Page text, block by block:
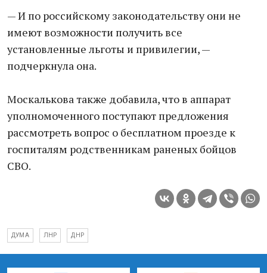
— И по российскому законодательству они не
имеют возможности получить все
установленные льготы и привилегии, —
подчеркнула она.
Москалькова также добавила, что в аппарат
уполномоченного поступают предложения
рассмотреть вопрос о бесплатном проезде к
госпиталям родственникам раненых бойцов
СВО.
ДУМА ЛНР ДНР